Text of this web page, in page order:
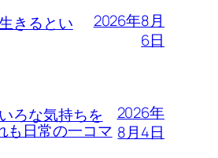
きるとい
2026年8月
6日
ろな気持ちを
も日常の一コマ
2026年
8月4日